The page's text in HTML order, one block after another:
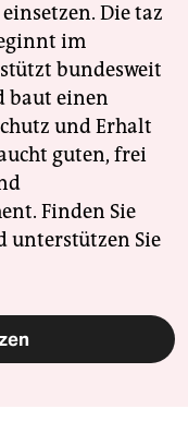
Die taz
im
bundesweit
baut einen
und Erhalt
guten, frei
Finden Sie
unterstützen Sie